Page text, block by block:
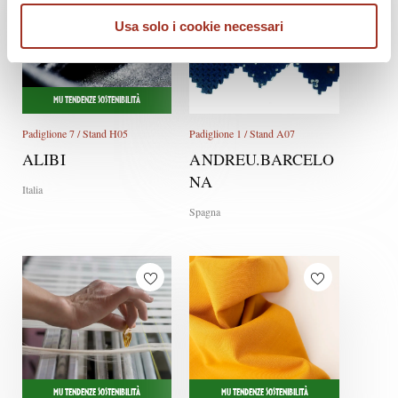
Usa solo i cookie necessari
MU TENDENZE SOSTENIBILITÀ
Padiglione 7 / Stand H05
ALIBI
Italia
Padiglione 1 / Stand A07
ANDREU.BARCELO
NA
Spagna
MU TENDENZE SOSTENIBILITÀ MU TENDENZE SOSTENIBILITÀ